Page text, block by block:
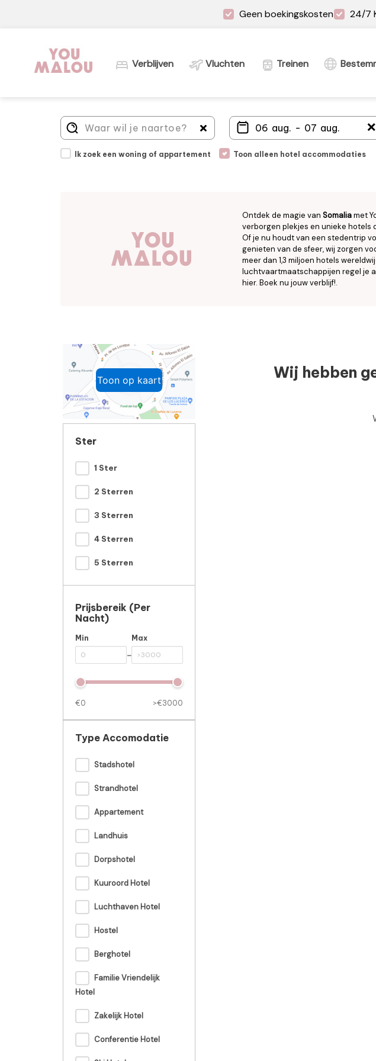
Geen boekingskosten 24/7
Verblijven Vluchten Treinen
Ik zoek een woning of appartement Toon alleen hotel accommodaties
Ontdek de magie van Somaliamet
verborgen plekjes en unieke hotels
Of je nu houdt van een stedentrip
genieten van de sfeer, wij zorgen
meer dan 1,3 miljoen hotels
luchtvaartmaatschappijen regel je
hier. Boek nu jouw verblijf!.
Wij hebben
Toon op kaart
Ster
1 Ster
2 Sterren
3 Sterren
4 Sterren
5 Sterren
Prijsbereik (per
Nacht)
Min
-
Max
€0 >€3000
Type Accomodatie
Stadshotel
Strandhotel
Appartement
Landhuis
Dorpshotel
Kuuroord Hotel
Luchthaven Hotel
Hostel
Berghotel
Familie Vriendelijk
Hotel
Zakelijk Hotel
Conferentie Hotel